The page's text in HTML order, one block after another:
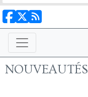
NOUVEAUTÉS